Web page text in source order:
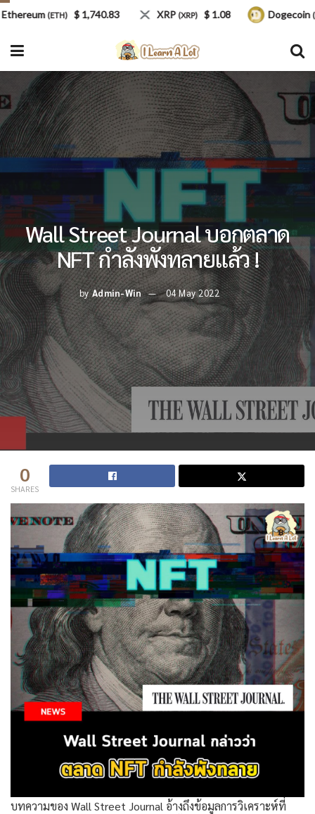
Wall Street Journal บอกตลาด
NFT กำลังพังทลายแล้ว !
by Admin-Win 04 May 2022
0
SHARES
บทความของ Wall Street Journal อ้างถึงข้อมูลการวิเคราะห์ที่
(ETH) $ 1,740.83 XRP (XRP) $ 1.08 Dogecoin